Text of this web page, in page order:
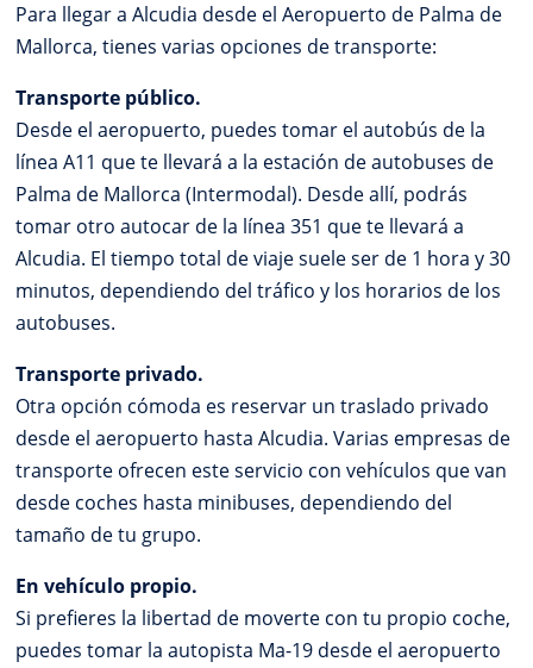
Para llegar a Alcudia desde el Aeropuerto de Palma de
Mallorca, tienes varias opciones de transporte:
Transporte público.
Desde el aeropuerto, puedes tomar el autobús de la
línea A11 que te llevará a la estación de autobuses de
Palma de Mallorca (Intermodal). Desde allí, podrás
tomar otro autocar de la línea 351 que te llevará a
Alcudia. El tiempo total de viaje suele ser de 1 hora y 30
minutos, dependiendo del tráfico y los horarios de los
autobuses.
Transporte privado.
Otra opción cómoda es reservar un traslado privado
desde el aeropuerto hasta Alcudia. Varias empresas de
transporte ofrecen este servicio con vehículos que van
desde coches hasta minibuses, dependiendo del
tamaño de tu grupo.
En vehículo propio.
Si prefieres la libertad de moverte con tu propio coche,
puedes tomar la autopista Ma-19 desde el aeropuerto